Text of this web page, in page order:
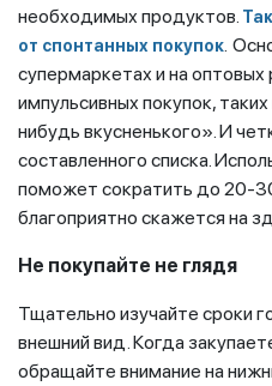
необходимых продуктов.
от спонтанных покупок
супермаркетах и на оптовых
импульсивных покупок,
нибудь вкусненького». И
составленного списка.
поможет сократить до 20-
благоприятно скажется на
Не покупайте не глядя
Тщательно изучайте сроки
внешний вид. Когда
обращайте внимание на